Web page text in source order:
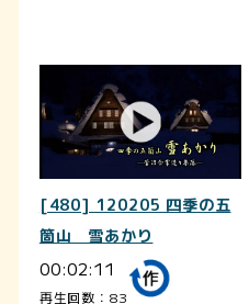
[480] 120205 四季の五
箇山 雪あかり
00:02:11
再生回数：83